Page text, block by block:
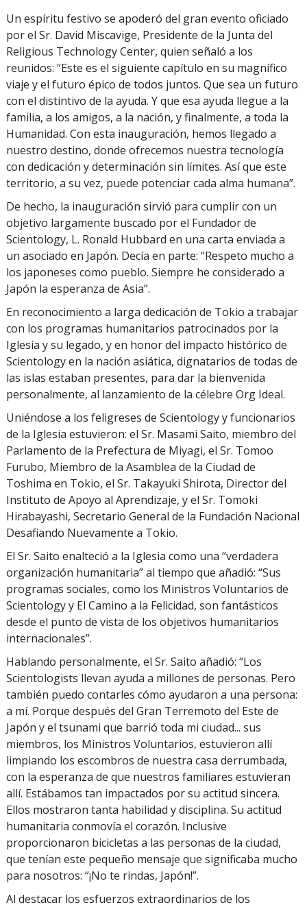
Un espíritu festivo se apoderó del gran evento oficiado
por el Sr. David Miscavige, Presidente de la Junta del
Religious Technology Center, quien señaló a los
reunidos: “Este es el siguiente capítulo en su magnífico
viaje y el futuro épico de todos juntos. Que sea un futuro
con el distintivo de la ayuda. Y que esa ayuda llegue a la
familia, a los amigos, a la nación, y finalmente, a toda la
Humanidad. Con esta inauguración, hemos llegado a
nuestro destino, donde ofrecemos nuestra tecnología
con dedicación y determinación sin límites. Así que este
territorio, a su vez, puede potenciar cada alma humana”.
De hecho, la inauguración sirvió para cumplir con un
objetivo largamente buscado por el Fundador de
Scientology, L. Ronald Hubbard en una carta enviada a
un asociado en Japón. Decía en parte: “Respeto mucho a
los japoneses como pueblo. Siempre he considerado a
Japón la esperanza de Asia”.
En reconocimiento a larga dedicación de Tokio a trabajar
con los programas humanitarios patrocinados por la
Iglesia y su legado, y en honor del impacto histórico de
Scientology en la nación asiática, dignatarios de todas de
las islas estaban presentes, para dar la bienvenida
personalmente, al lanzamiento de la célebre Org Ideal.
Uniéndose a los feligreses de Scientology y funcionarios
de la Iglesia estuvieron: el Sr. Masami Saito, miembro del
Parlamento de la Prefectura de Miyagi, el Sr. Tomoo
Furubo, Miembro de la Asamblea de la Ciudad de
Toshima en Tokio, el Sr. Takayuki Shirota, Director del
Instituto de Apoyo al Aprendizaje, y el Sr. Tomoki
Hirabayashi, Secretario General de la Fundación Nacional
Desafiando Nuevamente a Tokio.
El Sr. Saito enalteció a la Iglesia como una “verdadera
organización humanitaria” al tiempo que añadió: “Sus
programas sociales, como los Ministros Voluntarios de
Scientology y El Camino a la Felicidad, son fantásticos
desde el punto de vista de los objetivos humanitarios
internacionales”.
Hablando personalmente, el Sr. Saito añadió: “Los
Scientologists llevan ayuda a millones de personas. Pero
también puedo contarles cómo ayudaron a una persona:
a mí. Porque después del Gran Terremoto del Este de
Japón y el tsunami que barrió toda mi ciudad... sus
miembros, los Ministros Voluntarios, estuvieron allí
limpiando los escombros de nuestra casa derrumbada,
con la esperanza de que nuestros familiares estuvieran
allí. Estábamos tan impactados por su actitud sincera.
Ellos mostraron tanta habilidad y disciplina. Su actitud
humanitaria conmovía el corazón. Inclusive
proporcionaron bicicletas a las personas de la ciudad,
que tenían este pequeño mensaje que significaba mucho
para nosotros: “¡No te rindas, Japón!”.
Al destacar los esfuerzos extraordinarios de los